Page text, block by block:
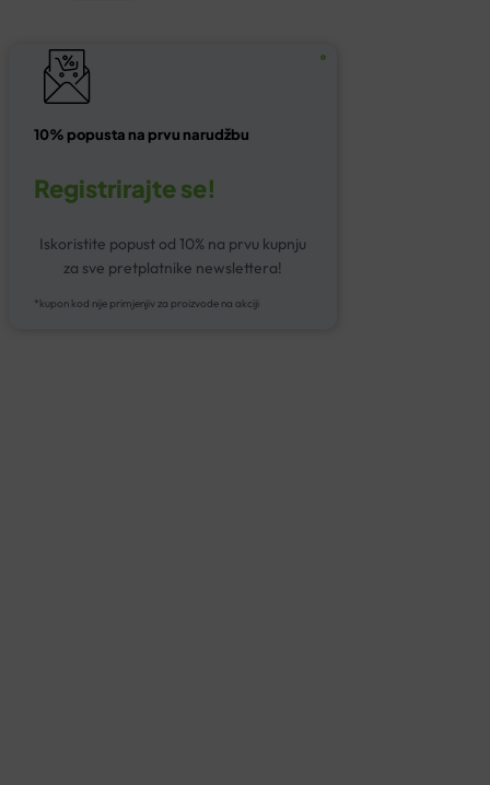
10% popusta na prvu narudžbu
Registrirajte se!
Iskoristite popust od 10% na prvu kupnju
za sve pretplatnike newslettera!
*kupon kod nije primjenjiv za proizvode na akciji